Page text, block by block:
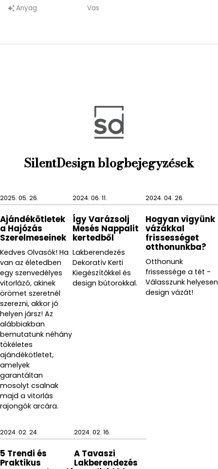
auto_awesomeAnyag Vas
SilentDesign blogbejegyzések
2025. 05. 26.
Ajándékötletek
a Hajózás
Szerelmeseinek
Kedves Olvasók! Ha
van az életedben
egy szenvedélyes
vitorlázó, akinek
örömet szeretnél
szerezni, akkor jó
helyen jársz! Az
alábbiakban
bemutatunk néhány
tökéletes
ajándékötletet,
amelyek
garantáltan
mosolyt csalnak
majd a vitorlás
rajongók arcára.
2024. 06. 11.
Így Varázsolj
Mesés Nappalit
kertedből
Lakberendezés
Dekoratív Kerti
Kiegészítőkkel és
design bútorokkal.
2024. 04. 26.
Hogyan vigyünk
vázákkal
frissességet
otthonunkba?
Otthonunk
frissessége a tét -
Válasszunk helyesen
design vázát!
2024. 02. 24.
5 Trendi és
Praktikus
2024. 02. 16.
A Tavaszi
Lakberendezés